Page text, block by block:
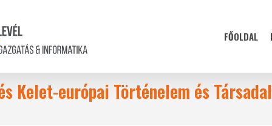
FŐOLDAL
Kelet-európai Történelem és